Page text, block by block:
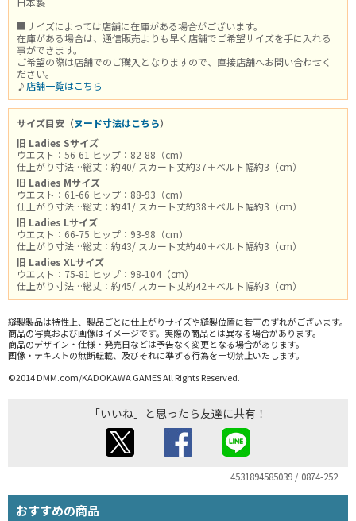
■サイズによっては店舗に在庫がある場合がございます。
在庫がある場合は、通信販売よりも早く店舗でご希望サイズを手に入れる
事ができます。
ご希望の際は店舗でのご購入となりますので、直接店舗へお問い合わせく
ださい。
♪ 店舗一覧はこちら
サイズ目安（ヌード寸法はこちら）
旧 Ladies Sサイズ
ウエスト：56-61 ヒップ：82-88（cm）
仕上がり寸法…総丈：約40/ スカート丈約37＋ベルト幅約3（cm）
旧 Ladies Mサイズ
ウエスト：61-66 ヒップ：88-93（cm）
仕上がり寸法…総丈：約41/ スカート丈約38＋ベルト幅約3（cm）
旧 Ladies Lサイズ
ウエスト：66-75 ヒップ：93-98（cm）
仕上がり寸法…総丈：約43/ スカート丈約40＋ベルト幅約3（cm）
旧 Ladies XLサイズ
ウエスト：75-81 ヒップ：98-104（cm）
仕上がり寸法…総丈：約45/ スカート丈約42＋ベルト幅約3（cm）
縫製製品は特性上、製品ごとに仕上がりサイズや縫製位置に若干のずれがございます。
商品の写真および画像はイメージです。実際の商品とは異なる場合があります。
商品のデザイン・仕様・発売日などは予告なく変更となる場合があります。
画像・テキストの無断転載、及びそれに準ずる行為を一切禁止いたします。
©2014 DMM.com/KADOKAWA GAMES All Rights Reserved.
「いいね」と思ったら友達に共有！
4531894585039 / 0874-252
おすすめの商品